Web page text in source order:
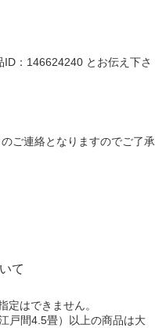
ID：146624240 とお伝え下さ
ご連絡となりますのでご了承
て
定はできません。
戸間4.5畳）以上の商品は大